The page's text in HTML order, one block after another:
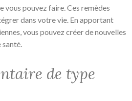
vous pouvez faire. Ces remèdes
dans votre vie. En apportant
vous pouvez créer de nouvelles
santé.
de type